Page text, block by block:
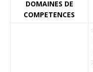
DOMAINES DE
COMPETENCES